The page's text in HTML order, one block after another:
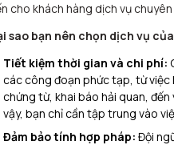
cho khách hàng dịch vụ
sao bạn nên chọn dịch vụ của
Tiết kiệm thời gian và chi phí:
các công đoạn phức tạp, từ việc
chứng từ, khai báo hải quan,
vậy, bạn chỉ cần tập trung vào
Đảm bảo tính hợp pháp: Đội